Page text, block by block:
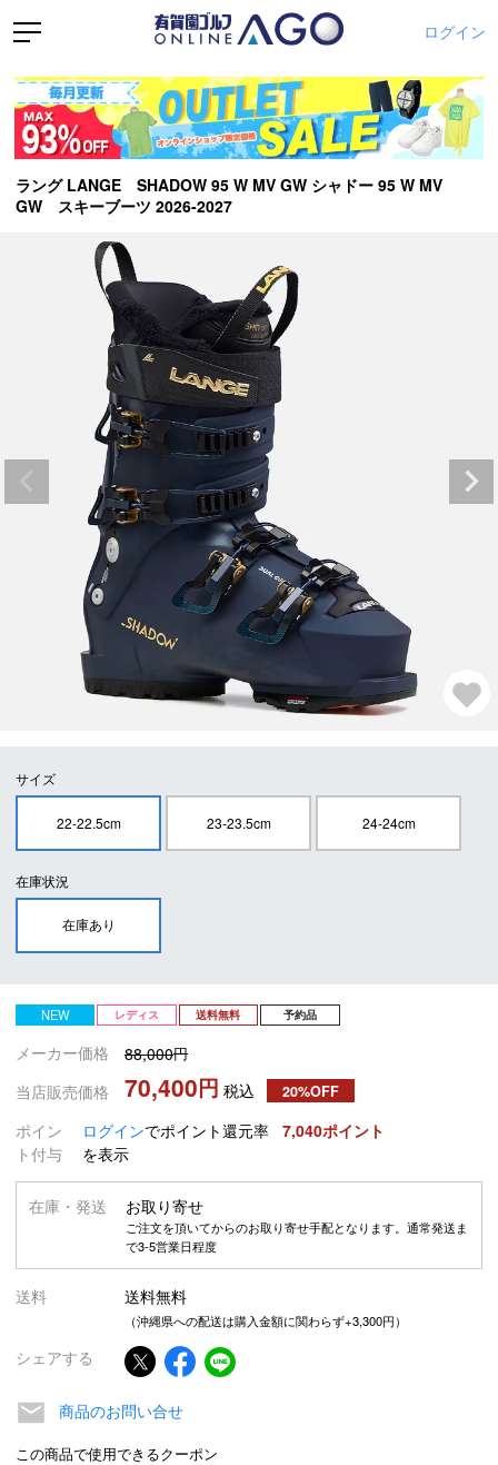
ログイン
ラング LANGE SHADOW 95 W MV GW シャドー 95 W MV
GW スキーブーツ 2026-2027
サイズ
22-22.5cm 23-23.5cm 24-24cm
在庫状況
在庫あり
NEW レディス 送料無料 予約品
メーカー価格
88,000
当店販売価格
70,400 税込 20%OFF
ポイン
ト付与
ログインでポイント還元率
を表示
7,040
在庫・発送 お取り寄せ
ご注文を頂いてからのお取り寄せ手配となります。通常発送ま
で3-5営業日程度
送料 送料無料
（沖縄県への配送は購入金額に関わらず+3,300円）
シェアする
商品のお問い合せ
この商品で使用できるクーポン